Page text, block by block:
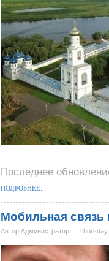
Последнее
ПОДРОБНЕЕ...
Мобильная связь
Автор Администратор